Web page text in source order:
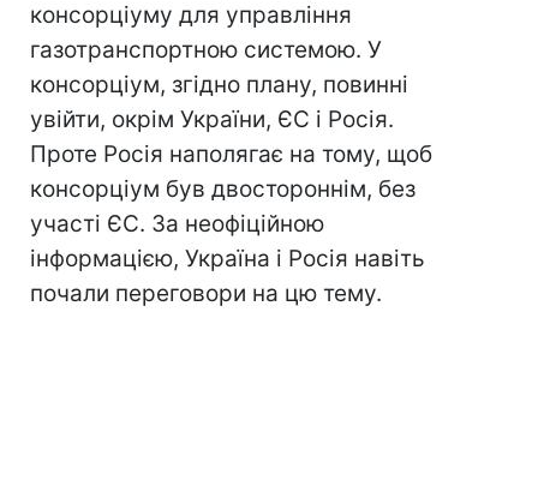
консорціуму для управління
газотранспортною системою. У
консорціум, згідно плану, повинні
увійти, окрім України, ЄС і Росія.
Проте Росія наполягає на тому, щоб
консорціум був двостороннім, без
участі ЄС. За неофіційною
інформацією, Україна і Росія навіть
почали переговори на цю тему.